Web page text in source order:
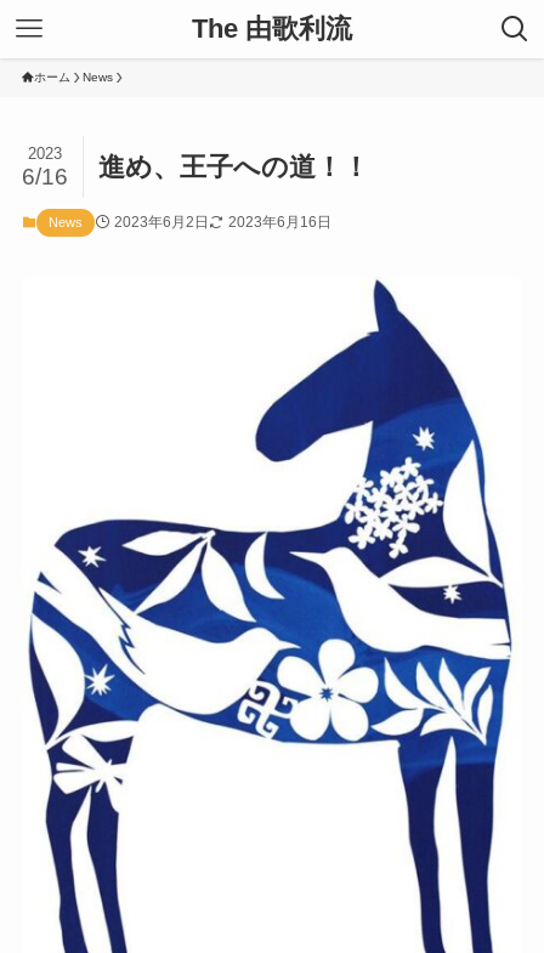
The 由歌利流
ホーム News
進め、王子への道！！
2023
6/16
News 2023年6月2日 2023年6月16日